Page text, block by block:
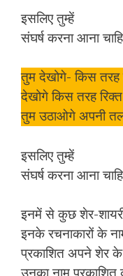
इसलिए तुम्हें
संघर्ष करना आना
तुम देखोगे- किस तरह
देखोगे किस तरह
तुम उठाओगे अपनी
इसलिए तुम्हें
संघर्ष करना आना
इनमें से कुछ शेर-
इनके रचनाकारों के
प्रकाशित अपने शेर